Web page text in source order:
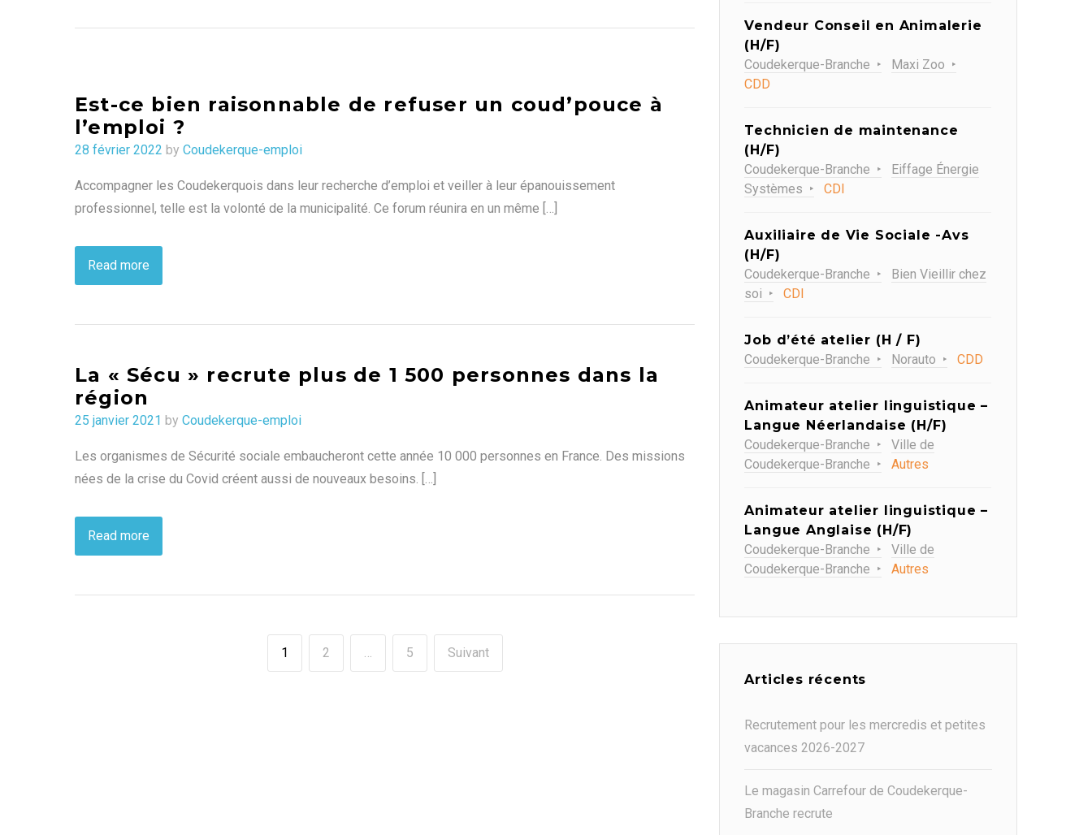
Est-ce bien raisonnable de refuser un coud’pouce à
l’emploi ?
Posted
28 février 2022 by Coudekerque-emploi
Accompagner les Coudekerquois dans leur recherche d’emploi et veiller à leur épanouissement
professionnel, telle est la volonté de la municipalité. Ce forum réunira en un même […]
Read more
La « Sécu » recrute plus de 1 500 personnes dans la
région
Posted
25 janvier 2021 by Coudekerque-emploi
Les organismes de Sécurité sociale embaucheront cette année 10 000 personnes en France. Des missions
nées de la crise du Covid créent aussi de nouveaux besoins. […]
Read more
1 2 … 5 Suivant
Vendeur Conseil en Animalerie
(H/F)
Coudekerque-Branche
Maxi Zoo
CDD
Technicien de maintenance
(H/F)
Coudekerque-Branche
Eiffage Énergie
Systèmes
CDI
Auxiliaire de Vie Sociale -Avs
(H/F)
Coudekerque-Branche
Bien Vieillir chez
soi
CDI
Job d’été atelier (H / F)
Coudekerque-Branche
Norauto CDD
Animateur atelier linguistique –
Langue Néerlandaise (H/F)
Coudekerque-Branche
Ville de
Coudekerque-Branche
Autres
Animateur atelier linguistique –
Langue Anglaise (H/F)
Coudekerque-Branche
Ville de
Coudekerque-Branche
Autres
Articles récents
Recrutement pour les mercredis et petites
vacances 2026-2027
Le magasin Carrefour de Coudekerque-
Branche recrute